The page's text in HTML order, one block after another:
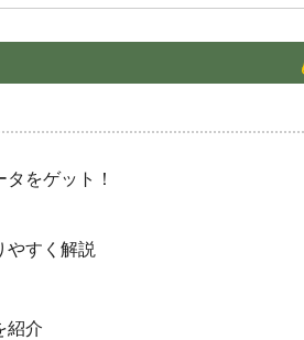
をゲット！
やすく解説
紹介